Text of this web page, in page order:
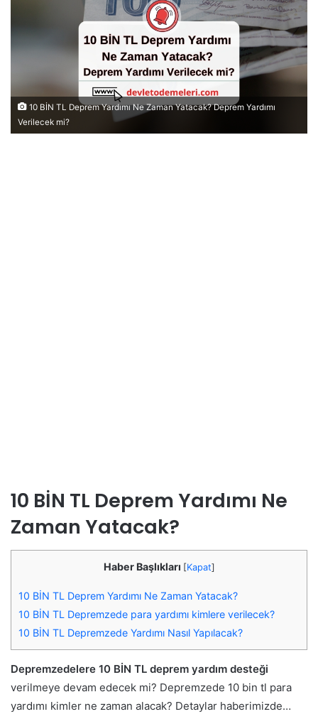
10 BİN TL Deprem Yardımı Ne Zaman Yatacak? Deprem Yardımı
Verilecek mi?
10 BİN TL Deprem Yardımı Ne
Zaman Yatacak?
Haber Başlıkları [Kapat]
10 BİN TL Deprem Yardımı Ne Zaman Yatacak?
10 BİN TL Depremzede para yardımı kimlere verilecek?
10 BİN TL Depremzede Yardımı Nasıl Yapılacak?
Depremzedelere 10 BİN TL deprem yardım desteği
verilmeye devam edecek mi? Depremzede 10 bin tl para
yardımı kimler ne zaman alacak? Detaylar haberimizde…